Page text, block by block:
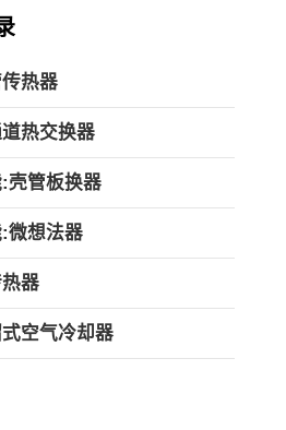
热器
热交换器
壳管板换器
微想法器
器
空气冷却器